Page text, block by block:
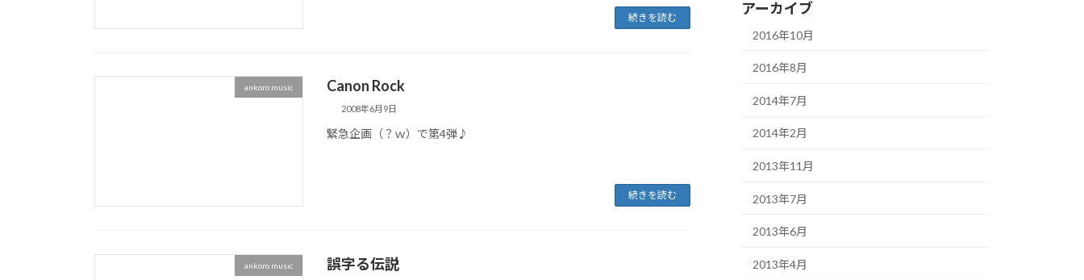
続きを読む
ankoro music Canon Rock
2008年6月9日
緊急企画（？ｗ）で第4弾♪
続きを読む
ankoro music 誤字る伝説
アーカイブ
2016年10月
2016年8月
2014年7月
2014年2月
2013年11月
2013年7月
2013年6月
2013年4月